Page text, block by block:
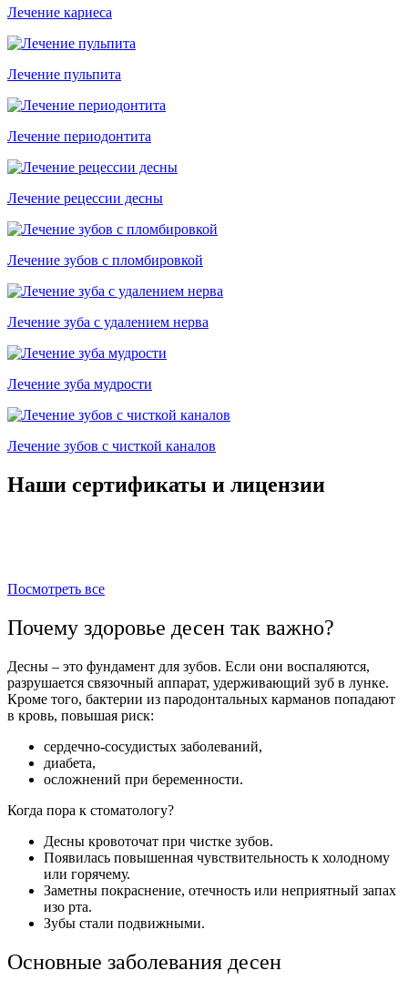
Лечение кариеса
Лечение пульпита
Лечение периодонтита
Лечение рецессии десны
Лечение зубов с пломбировкой
Лечение зуба с удалением нерва
Лечение зуба мудрости
Лечение зубов с чисткой каналов
Наши сертификаты и лицензии
Посмотреть все
Почему здоровье десен так важно?
Десны – это фундамент для зубов. Если они воспаляются,
разрушается связочный аппарат, удерживающий зуб в лунке.
Кроме того, бактерии из пародонтальных карманов попадают
в кровь, повышая риск:
сердечно-сосудистых заболеваний,
диабета,
осложнений при беременности.
Когда пора к стоматологу?
Десны кровоточат при чистке зубов.
Появилась повышенная чувствительность к холодному
или горячему.
Заметны покраснение, отечность или неприятный запах
изо рта.
Зубы стали подвижными.
Основные заболевания десен